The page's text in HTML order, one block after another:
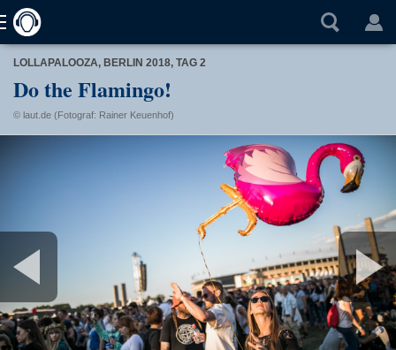
LOLLAPALOOZA, BERLIN 2018, TAG 2
Do the Flamingo!
© laut.de (Fotograf: Rainer Keuenhof)